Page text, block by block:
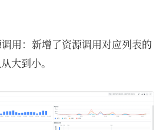
用：新增了资源调用对应列表的
大到小。